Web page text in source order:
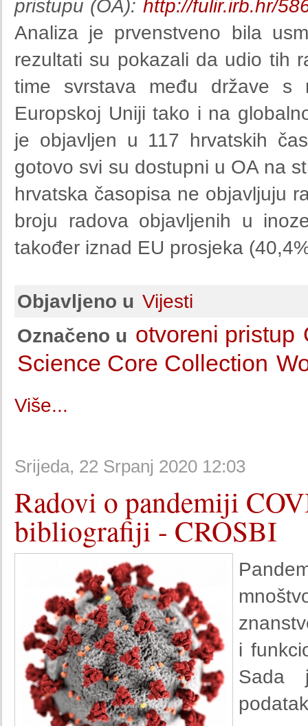
pristupu (OA): http://fulir.irb.hr/
Analiza je prvenstveno bila
rezultati su pokazali da udio tih
time svrstava među države s
Europskoj Uniji tako i na
je objavljen u 117 hrvatskih
gotovo svi su dostupni u OA na
hrvatska časopisa ne objavljuju
broju radova objavljenih u
također iznad EU prosjeka
Objavljeno u Vijesti
Označeno u otvoreni pristup
Science Core Collection
Više...
Srijeda, 22 Srpanj 2020 12:03
Radovi o pandemiji
bibliografiji - CROSBI
i
Sada